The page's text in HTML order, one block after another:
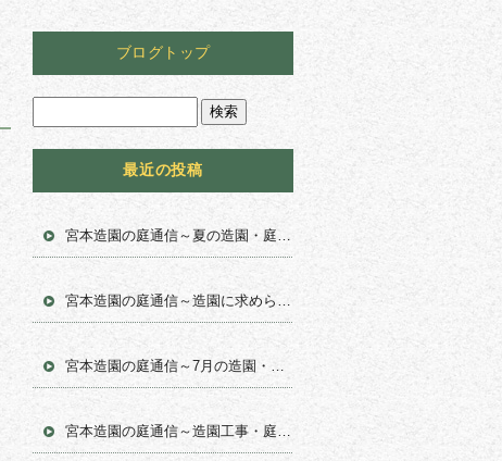
ブログトップ
最近の投稿
宮本造園の庭通信～夏の造園・庭木管理で大切なお手入れポイント
宮本造園の庭通信～造園に求められる専門性とは
宮本造園の庭通信～7月の造園・庭木管理で気をつけたいポイント
宮本造園の庭通信～造園工事・庭木管理における安全への取り組み